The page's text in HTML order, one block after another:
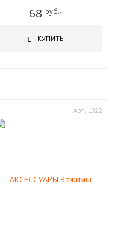
68 руб.-
КУПИТЬ
Арт. L022